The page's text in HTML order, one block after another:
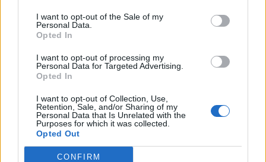
I want to opt-out of the Sale of my
Personal Data.
Opted In
I want to opt-out of processing my
Personal Data for Targeted Advertising.
Opted In
I want to opt-out of Collection, Use,
Retention, Sale, and/or Sharing of my
Personal Data that Is Unrelated with the
Purposes for which it was collected.
Opted Out
CONFIRM
Altri articoli che potrebbero piacerti